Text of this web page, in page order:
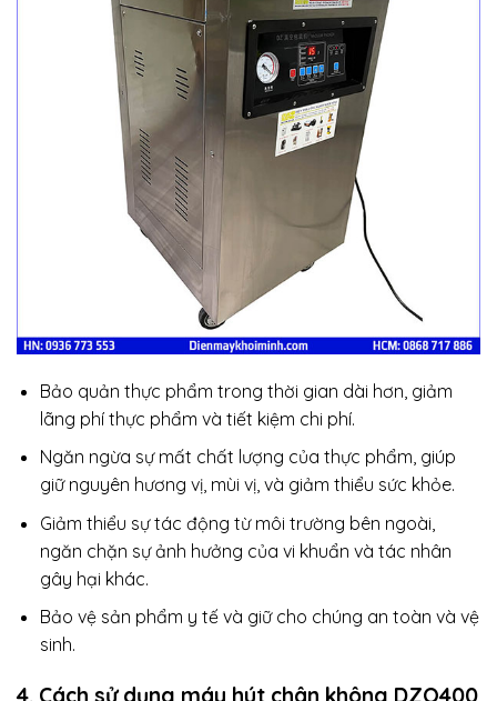
Bảo quản thực phẩm trong thời gian dài hơn, giảm
lãng phí thực phẩm và tiết kiệm chi phí.
Ngăn ngừa sự mất chất lượng của thực phẩm, giúp
giữ nguyên hương vị, mùi vị, và giảm thiểu sức khỏe.
Giảm thiểu sự tác động từ môi trường bên ngoài,
ngăn chặn sự ảnh hưởng của vi khuẩn và tác nhân
gây hại khác.
Bảo vệ sản phẩm y tế và giữ cho chúng an toàn và vệ
sinh.